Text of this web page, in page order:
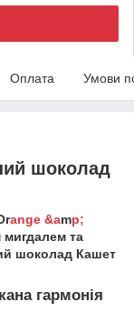
Оплата Умови
шоколад
ange &amp;
мигдалем та
шоколад Кашет
гармонія